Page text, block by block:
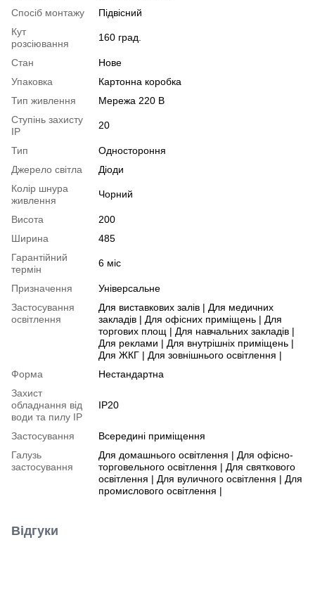
Спосіб монтажу
Підвісний
Кут
розсіювання
160 град.
Стан
Нове
Упаковка
Картонна коробка
Тип живлення
Мережа 220 В
Ступінь захисту
IP
20
Тип
Одностороння
Джерело світла
Діоди
Колір шнура
живлення
Чорний
Висота
200
Ширина
485
Гарантійний
термін
6 міс
Призначення
Універсальне
Застосування
освітлення
Для виставкових залів | Для медичних
закладів | Для офісних приміщень | Для
торгових площ | Для навчальних закладів |
Для реклами | Для внутрішніх приміщень |
Для ЖКГ | Для зовнішнього освітлення |
Форма
Нестандартна
Захист
обладнання від
води та пилу IP
IP20
Застосування
Всередині приміщення
Галузь
застосування
Для домашнього освітлення | Для офісно-
торговельного освітлення | Для святкового
освітлення | Для вуличного освітлення | Для
промислового освітлення |
Відгуки